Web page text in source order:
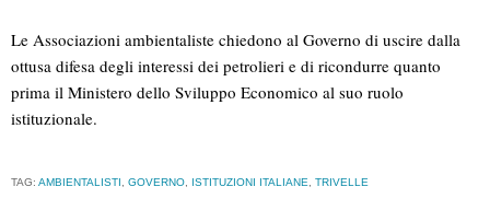
Le Associazioni ambientaliste chiedono al Governo di uscire dalla
ottusa difesa degli interessi dei petrolieri e di ricondurre quanto
prima il Ministero dello Sviluppo Economico al suo ruolo
istituzionale.
TAG: AMBIENTALISTI, GOVERNO, ISTITUZIONI ITALIANE, TRIVELLE